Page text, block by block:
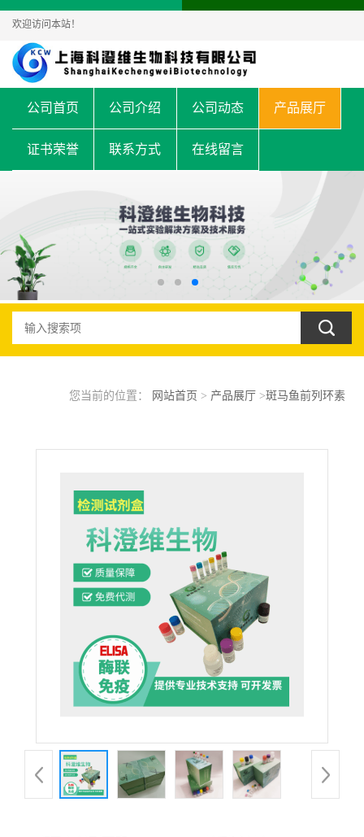
欢迎访问本站！
公司首页 公司介绍 公司动态 产品展厅
证书荣誉 联系方式 在线留言
您当前的位置： 网站首页 > 产品展厅>斑马鱼前列环素